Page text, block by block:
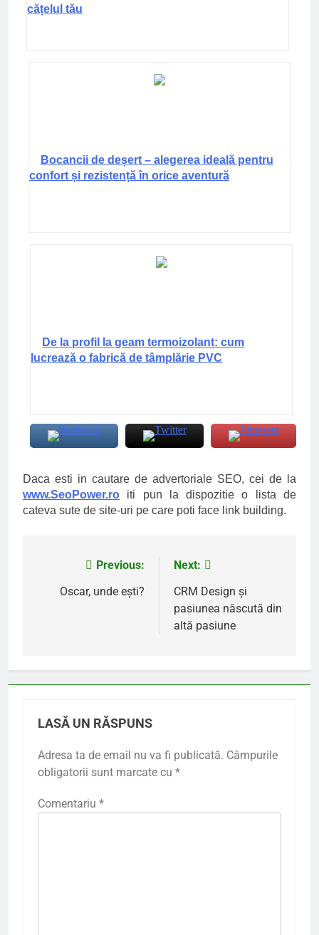
cățelul tău
Bocancii de deșert – alegerea ideală pentru
confort și rezistență în orice aventură
De la profil la geam termoizolant: cum
lucrează o fabrică de tâmplărie PVC
Daca esti in cautare de advertoriale SEO, cei de la
www.SeoPower.ro iti pun la dispozitie o lista de
cateva sute de site-uri pe care poti face link building.
NavigarePrevious:
Oscar, unde eşti?
Next:
CRM Design şi
pasiunea născută din
altă pasiune
LASĂ UN RĂSPUNS
Adresa ta de email nu va fi publicată. Câmpurile
obligatorii sunt marcate cu *
Comentariu *